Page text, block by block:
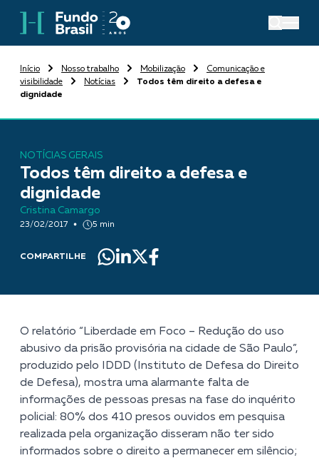
Início Nosso trabalho Mobilização
Comunicação e
visibilidade
Notícias
Todos têm direito a defesa e
dignidade
NOTÍCIAS GERAIS
Todos têm direito a defesa e
dignidade
Cristina Camargo
23/02/2017 5 min
COMPARTILHE
O relatório “Liberdade em Foco – Redução do uso
abusivo da prisão provisória na cidade de São Paulo”,
produzido pelo IDDD (Instituto de Defesa do Direito
de Defesa), mostra uma alarmante falta de
informações de pessoas presas na fase do inquérito
policial: 80% dos 410 presos ouvidos em pesquisa
realizada pela organização disseram não ter sido
informados sobre o direito a permanecer em silêncio;